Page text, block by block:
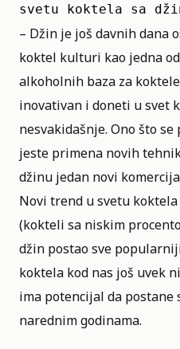
svetu koktela sa
– Džin je još davnih dana
koktel kulturi kao jedna
alkoholnih baza za
inovativan i doneti u svet
nesvakidašnje. Ono što
jeste primena novih
džinu jedan novi
Novi trend u svetu
(kokteli sa niskim
džin postao sve
koktela kod nas još uvek
ima potencijal da
narednim godinama.